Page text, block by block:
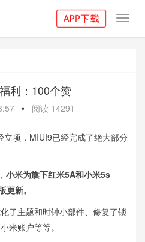
利：100个赞
• 阅读 14291
立项，MIUI9已经完成了绝大部分
小米为旗下红米5A和小米5s
新。
了主题和时钟小部件、修复了锁
米账户等等。